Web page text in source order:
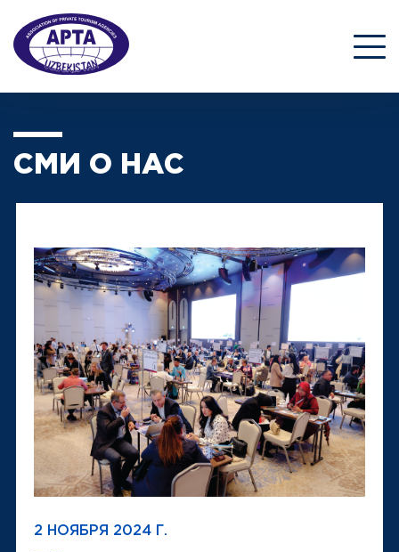
СМИ О НАС
2 НОЯБРЯ 2024 Г.